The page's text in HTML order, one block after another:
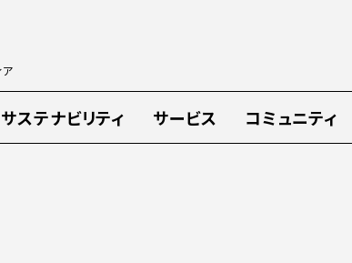
サステナビリティ サービス コミュニティ